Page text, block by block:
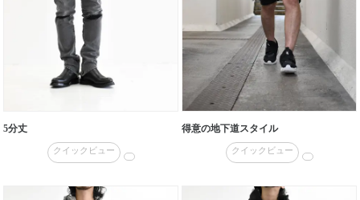
5分丈
クイックビュー
得意の地下道スタイル
クイックビュー